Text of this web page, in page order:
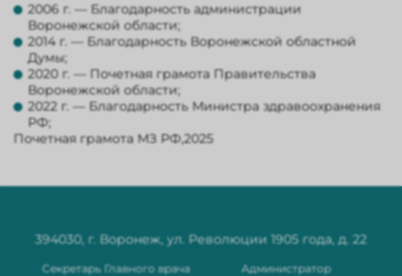
2006 г. — Благодарность администрации
Воронежской области;
2014 г. — Благодарность Воронежской областной
Думы;
2020 г. — Почетная грамота Правительства
Воронежской области;
2022 г. — Благодарность Министра здравоохранения
РФ;
Почетная грамота МЗ РФ,2025
394030, г. Воронеж, ул. Революции 1905 года, д. 22
Секретарь Главного врача Администратор